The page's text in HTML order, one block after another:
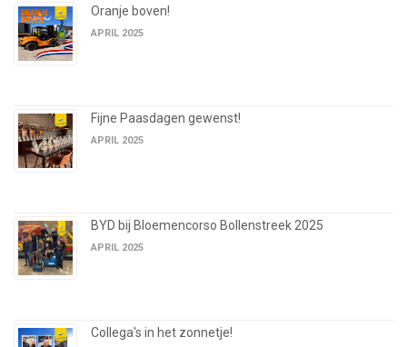
Oranje boven!
APRIL 2025
Fijne Paasdagen gewenst!
APRIL 2025
BYD bij Bloemencorso Bollenstreek 2025
APRIL 2025
Collega's in het zonnetje!